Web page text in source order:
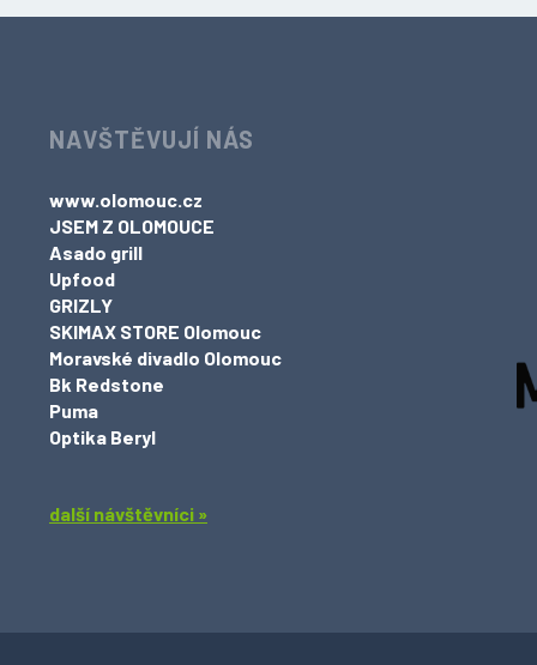
NAVŠTĚVUJÍ NÁS
www.olomouc.cz
JSEM Z OLOMOUCE
Asado grill
Upfood
GRIZLY
SKIMAX STORE Olomouc
Moravské divadlo Olomouc
Bk Redstone
Puma
Optika Beryl
další návštěvníci »